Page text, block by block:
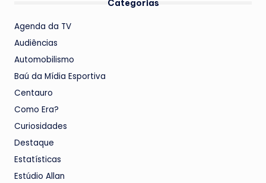
Categorias
Agenda da TV
Audiências
Automobilismo
Baú da Mídia Esportiva
Centauro
Como Era?
Curiosidades
Destaque
Estatísticas
Estúdio Allan